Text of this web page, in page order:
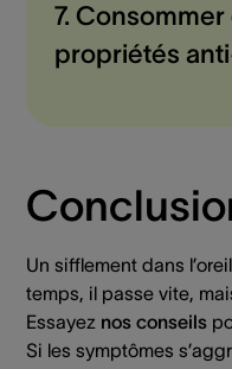
7.
propriétés
Un sifflement dans
temps, il passe vite,
Essayez nos conseils
Si les symptômes